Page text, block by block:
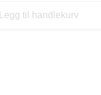
Legg til handlekurv